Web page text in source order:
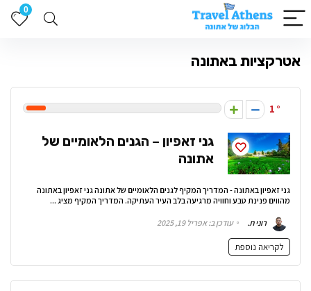
0
אטרקציות באתונה
1
גני זאפיון – הגנים הלאומיים של
אתונה
גני זאפיון באתונה - המדריך המקיף לגנים הלאומיים של אתונה גני זאפיון באתונה
מהווים פנינת טבע וחוויה מרגיעה בלב העיר העתיקה. המדריך המקיף מציג ...
רוני ת. עודכן ב: אפריל 19, 2025
לקריאה נוספת